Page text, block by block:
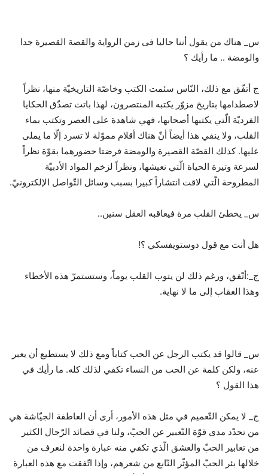
س_ هناك من يقول أننا حاليا فى زمن الرواية والقصة القصيرة جدا
والومضة .. ما رأيك ؟
ج أتفّق مع ذلك، النّاس سئمت الكتب وخاصّة التاريخيّة منها، نظراً
لاصطدامها بتاريخ مزوّر يكتبه المنتصرون، لهذا باتت تصدّق الحكايا
الفرديّة الّتي يكتبها أصحابها، فهي شاهدة على العصر وتكتب بماء
القلب، ولا ينفي هذا أيضاً أنّ هناك أقلام مموّلة لا تسرد إلّا ما يملى
عليها. كذلك القصّة القصيرة والومضة فرضتا حضورهما بقوّة نظراً
لسرعة وتيرة الحياة الّتي نعيشها، ونظراً لزخم المواد الأدبيّة
المطروحة الّتي لاقت انتشاراً كبيرا بسبب وسائل التّواصل الإلكترونيّ.
س_ يخطئ القلب مرة فيعاقبه العقل سنين..
هل أنت مع قول دوستويفسكي ؟!
ج_:أتّفق، ورغم ذلك لن يتوب القلب يوماً، وستستمرّ هذه الأخطاء
وهذا العقاب إلى ما لا نهاية.
س_ قالوا قد يكتب الرجل عن الحب كتاباً ومع ذلك لا يستطيع أن يعبر
عنه، ولكن كلمة عن الحب من النساء تكفي لذلك كله. ما رأيك في
هذا القول ؟
ج_ لا يمكن التّعميم في مثل هذه الأمور، أرى أن العاطفة الجيّاشة هي
من تحدّد مدى قوّة التّعبير عن الحبّ، ولنا في قصائد الرّجال الكثير
من تعابير الحبّ والعشق الّذي تكفي منه عبارة واحدة لنعرف من
خلالها بئر الحبّ المؤثّر النّابع من شعرهم، وإذا اتّفقت مع هذه العبارة